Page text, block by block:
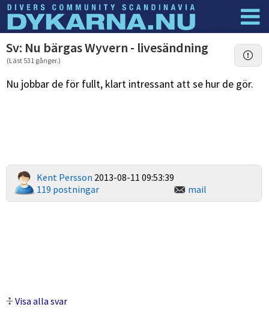
Dyknyheter Logga in
Sv: Nu bärgas Wyvern - livesändning
(Läst 531 gånger.)
Nu jobbar de för fullt, klart intressant att se hur de gör.
Kent Persson 2013-08-11 09:53:39
119 postningar
mail
Visa alla svar